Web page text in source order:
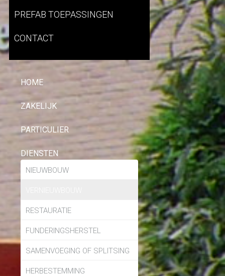
PREFAB TOEPASSINGEN
CONTACT
HOME
ZAKELIJK
PARTICULIER
DIENSTEN
NIEUWBOUW
RESTAURATIE
FUNDERINGSHERSTEL
SAMENVOEGING OF SPLITSING
HERBESTEMMING